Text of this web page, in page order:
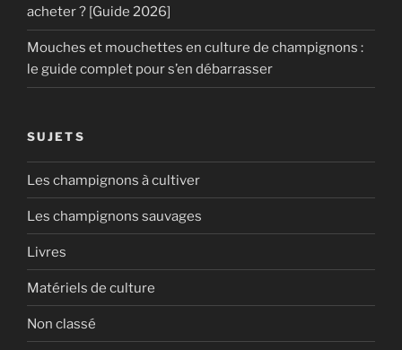
acheter ? [Guide 2026]
Mouches et mouchettes en culture de champignons :
le guide complet pour s’en débarrasser
SUJETS
Les champignons à cultiver
Les champignons sauvages
Livres
Matériels de culture
Non classé